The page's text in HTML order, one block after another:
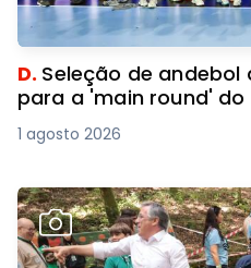
D. Seleção de
para a 'main round' do
1 agosto 2026